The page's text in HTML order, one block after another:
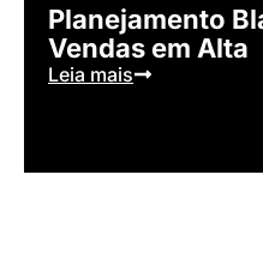
Planejamento
Vendas em Alta
Leia mais